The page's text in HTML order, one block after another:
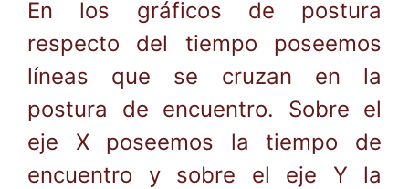
En los gráficos de postura
respecto del tiempo poseemos
líneas que se cruzan en la
postura de encuentro. Sobre el
eje X poseemos la tiempo de
encuentro y sobre el eje Y la